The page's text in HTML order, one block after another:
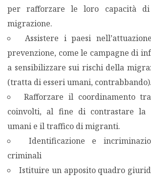
per rafforzare le loro capacità di
migrazione.
Assistere i paesi
prevenzione, come le campagne di
a sensibilizzare sui rischi della
(tratta di esseri umani, contrabbando).
Rafforzare il coordinamento
coinvolti, al fine di contrastare la
umani e il traffico di migranti.
Identificazione e
criminali
Istituire un apposito quadro